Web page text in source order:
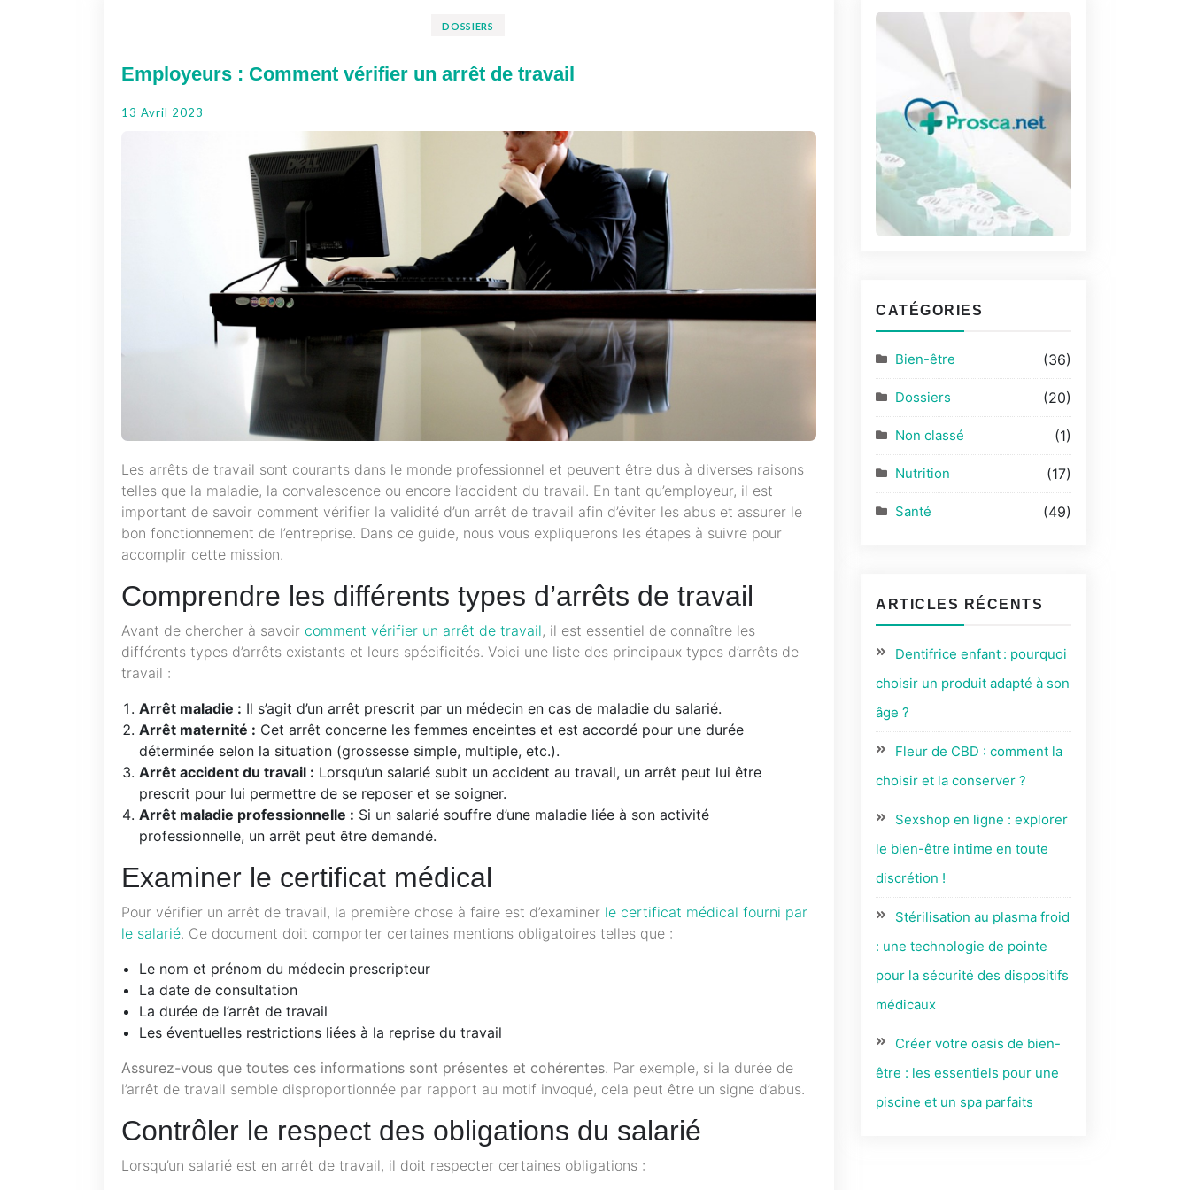
DOSSIERS
Employeurs : Comment vérifier un arrêt de travail
13 Avril 2023
Les arrêts de travail sont courants dans le monde professionnel et peuvent être dus à diverses raisons
telles que la maladie, la convalescence ou encore l’accident du travail. En tant qu’employeur, il est
important de savoir comment vérifier la validité d’un arrêt de travail afin d’éviter les abus et assurer le
bon fonctionnement de l’entreprise. Dans ce guide, nous vous expliquerons les étapes à suivre pour
accomplir cette mission.
Comprendre les différents types d’arrêts de travail
Avant de chercher à savoir comment vérifier un arrêt de travail, il est essentiel de connaître les
différents types d’arrêts existants et leurs spécificités. Voici une liste des principaux types d’arrêts de
travail :
Arrêt maladie : Il s’agit d’un arrêt prescrit par un médecin en cas de maladie du salarié.
Arrêt maternité : Cet arrêt concerne les femmes enceintes et est accordé pour une durée
déterminée selon la situation (grossesse simple, multiple, etc.).
Arrêt accident du travail : Lorsqu’un salarié subit un accident au travail, un arrêt peut lui être
prescrit pour lui permettre de se reposer et se soigner.
Arrêt maladie professionnelle : Si un salarié souffre d’une maladie liée à son activité
professionnelle, un arrêt peut être demandé.
Examiner le certificat médical
Pour vérifier un arrêt de travail, la première chose à faire est d’examiner le certificat médical fourni par
le salarié. Ce document doit comporter certaines mentions obligatoires telles que :
Le nom et prénom du médecin prescripteur
La date de consultation
La durée de l’arrêt de travail
Les éventuelles restrictions liées à la reprise du travail
Assurez-vous que toutes ces informations sont présentes et cohérentes. Par exemple, si la durée de
l’arrêt de travail semble disproportionnée par rapport au motif invoqué, cela peut être un signe d’abus.
Contrôler le respect des obligations du salarié
Lorsqu’un salarié est en arrêt de travail, il doit respecter certaines obligations :
CATÉGORIES
Bien-être (36)
Dossiers (20)
Non classé (1)
Nutrition (17)
Santé (49)
ARTICLES RÉCENTS
Dentifrice enfant : pourquoi
choisir un produit adapté à son
âge ?
Fleur de CBD : comment la
choisir et la conserver ?
Sexshop en ligne : explorer
le bien-être intime en toute
discrétion !
Stérilisation au plasma froid
: une technologie de pointe
pour la sécurité des dispositifs
médicaux
Créer votre oasis de bien-
être : les essentiels pour une
piscine et un spa parfaits